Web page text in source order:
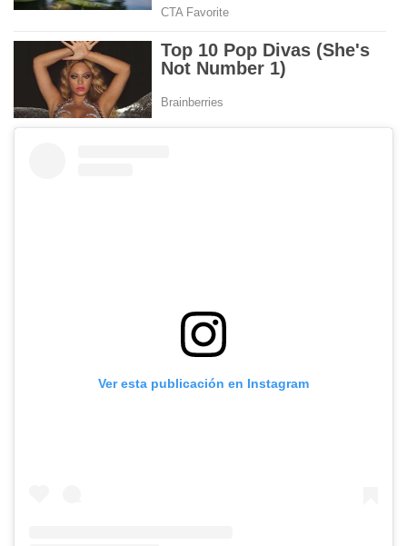
Ver esta publicación en Instagram